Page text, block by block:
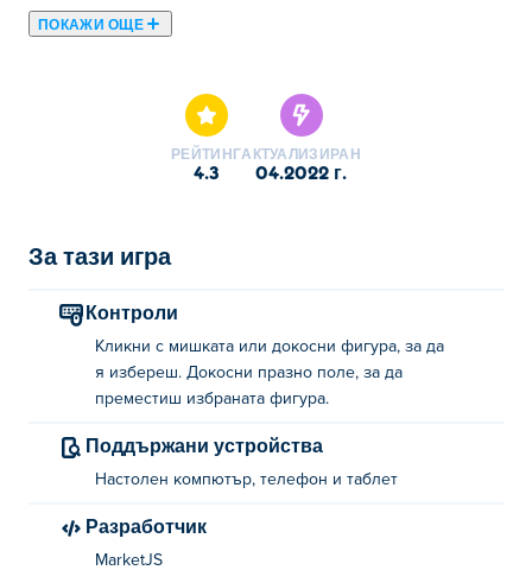
ПОКАЖИ ОЩЕ
РЕЙТИНГ
4.3
АКТУАЛИЗИРАН
04.2022 г.
За тази игра
Контроли
Кликни с мишката или докосни фигура, за да
я избереш. Докосни празно поле, за да
преместиш избраната фигура.
Поддържани устройства
Настолен компютър, телефон и таблет
Разработчик
MarketJS